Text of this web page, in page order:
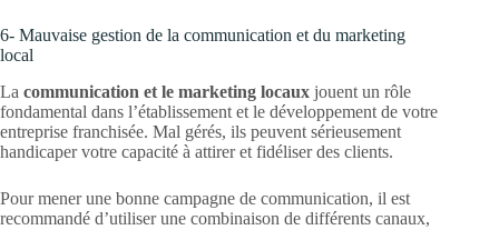
6- Mauvaise gestion de la communication et du marketing
local
La communication et le marketing locaux jouent un rôle
fondamental dans l’établissement et le développement de votre
entreprise franchisée. Mal gérés, ils peuvent sérieusement
handicaper votre capacité à attirer et fidéliser des clients.
Pour mener une bonne campagne de communication, il est
recommandé d’utiliser une combinaison de différents canaux,